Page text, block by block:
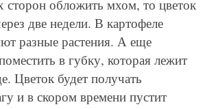
сторон обложить мхом, то цветок
две недели. В картофеле
разные растения. А еще
в губку, которая лежит
Цветок будет получать
и в скором времени пустит